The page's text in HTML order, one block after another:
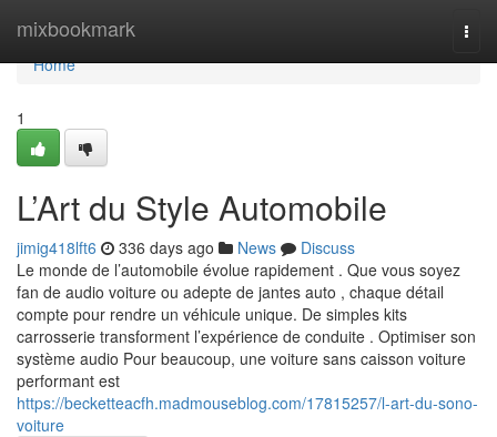
mixbookmark
Home
Home
1
L’Art du Style Automobile
jimig418lft6 336 days ago News
Discuss
Le monde de l’automobile évolue rapidement . Que vous soyez
fan de audio voiture ou adepte de jantes auto , chaque détail
compte pour rendre un véhicule unique. De simples kits
carrosserie transforment l’expérience de conduite . Optimiser son
système audio Pour beaucoup, une voiture sans caisson voiture
performant est
https://becketteacfh.madmouseblog.com/17815257/l-art-du-sono-
voiture